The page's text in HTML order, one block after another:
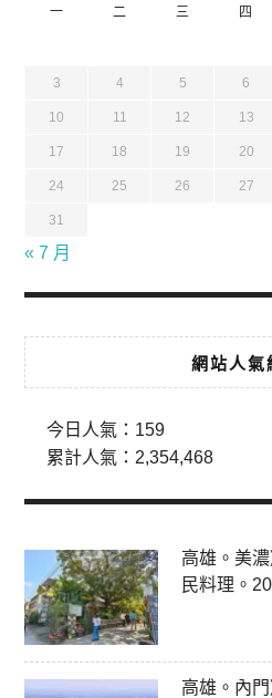
一 二 三 四
3 4 5 6
10 11 12 13
17 18 19 20
24 25 26 27
31
« 7 月
網站人氣
今日人氣： 159
累計人氣： 2,354,468
高雄。美
民料理。
高雄。內